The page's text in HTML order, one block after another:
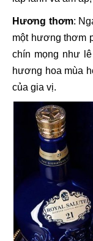
Hương thơm:
một hương thơm
chín mọng như
hương hoa mùa
của gia vị.